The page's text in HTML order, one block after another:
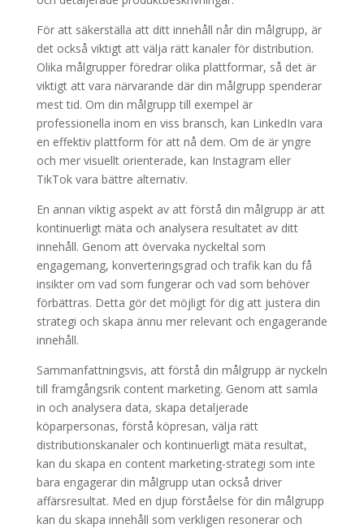
För att säkerställa att ditt innehåll når din målgrupp, är
det också viktigt att välja rätt kanaler för distribution.
Olika målgrupper föredrar olika plattformar, så det är
viktigt att vara närvarande där din målgrupp spenderar
mest tid. Om din målgrupp till exempel är
professionella inom en viss bransch, kan LinkedIn vara
en effektiv plattform för att nå dem. Om de är yngre
och mer visuellt orienterade, kan Instagram eller
TikTok vara bättre alternativ.
En annan viktig aspekt av att förstå din målgrupp är att
kontinuerligt mäta och analysera resultatet av ditt
innehåll. Genom att övervaka nyckeltal som
engagemang, konverteringsgrad och trafik kan du få
insikter om vad som fungerar och vad som behöver
förbättras. Detta gör det möjligt för dig att justera din
strategi och skapa ännu mer relevant och engagerande
innehåll.
Sammanfattningsvis, att förstå din målgrupp är nyckeln
till framgångsrik content marketing. Genom att samla
in och analysera data, skapa detaljerade
köparpersonas, förstå köpresan, välja rätt
distributionskanaler och kontinuerligt mäta resultat,
kan du skapa en content marketing-strategi som inte
bara engagerar din målgrupp utan också driver
affärsresultat. Med en djup förståelse för din målgrupp
kan du skapa innehåll som verkligen resonerar och